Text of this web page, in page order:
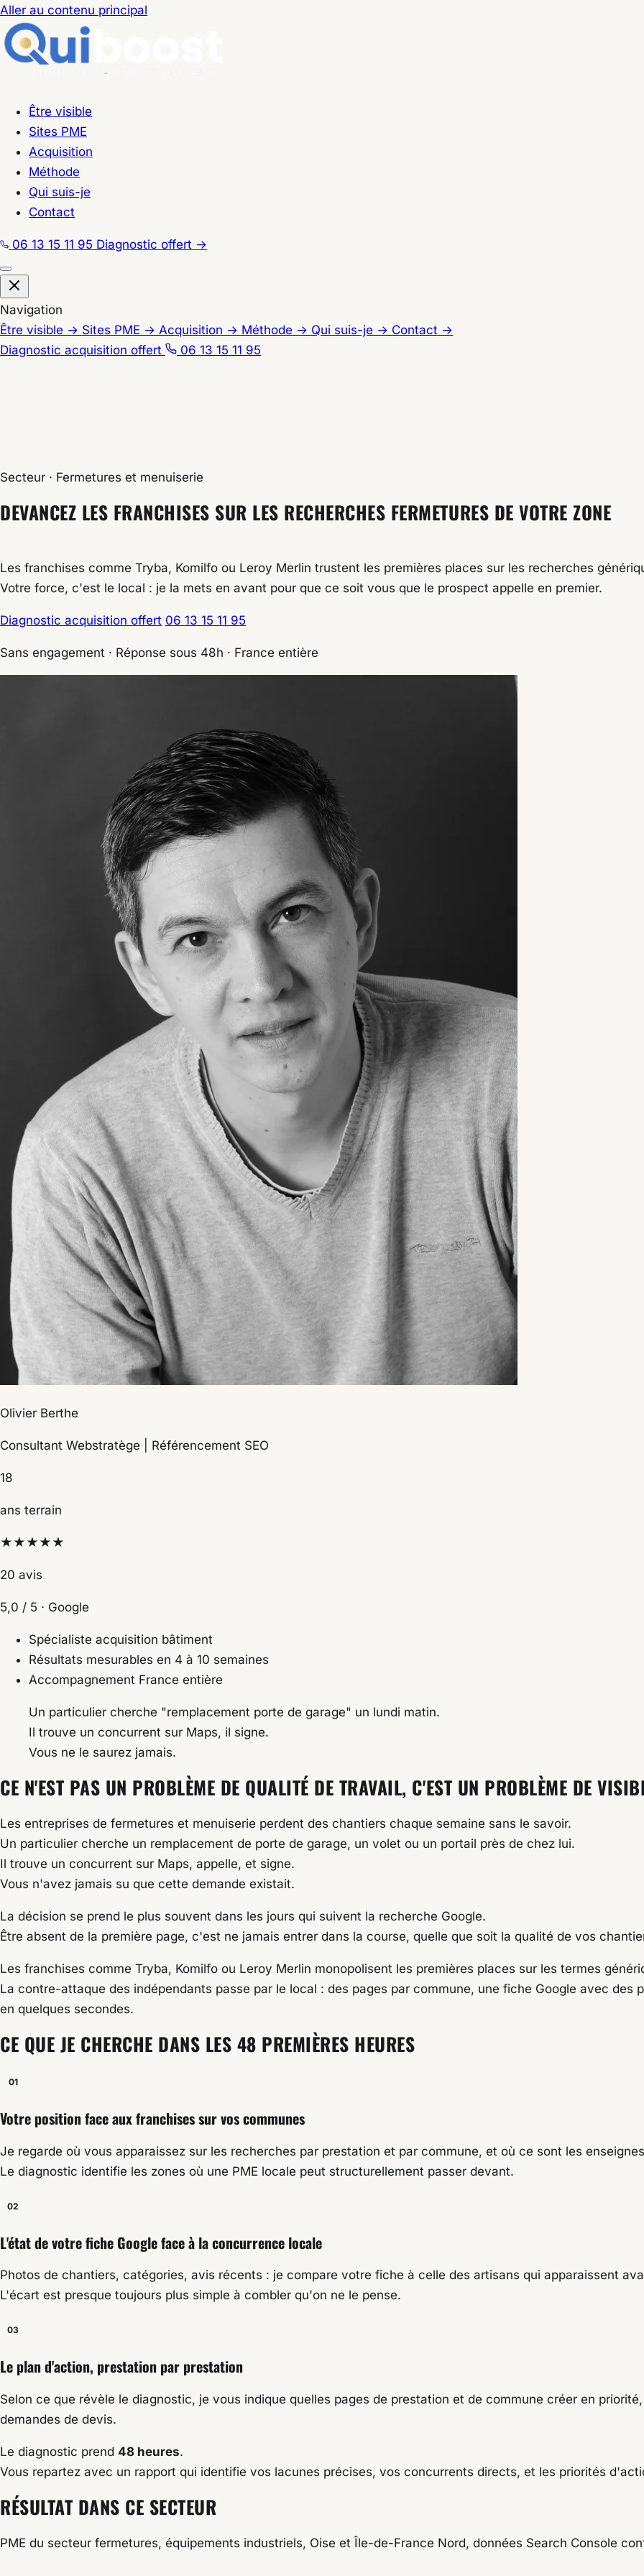
Aller au contenu principal
Être visible
Sites PME
Acquisition
Méthode
Qui suis-je
Contact
06 13 15 11 95 Diagnostic offert →
Navigation
Être visible → Sites PME → Acquisition → Méthode → Qui suis-je → Contact →
Diagnostic acquisition offert
06 13 15 11 95
Secteur · Fermetures et menuiserie
DEVANCEZ LES FRANCHISES SUR LES RECHERCHES FERMETURES DE VOTRE ZONE
Les franchises comme Tryba, Komilfo ou Leroy Merlin trustent les premières places sur les recherches
Votre force, c'est le local : je la mets en avant pour que ce soit vous que le prospect appelle en premier.
Diagnostic acquisition offert 06 13 15 11 95
Sans engagement · Réponse sous 48h · France entière
Olivier Berthe
Consultant Webstratège | Référencement SEO
18
ans terrain
★★★★★
20 avis
5,0 / 5 · Google
Spécialiste acquisition bâtiment
Résultats mesurables en 4 à 10 semaines
Accompagnement France entière
Un particulier cherche "remplacement porte de garage" un lundi matin.
Il trouve un concurrent sur Maps, il signe.
Vous ne le saurez jamais.
CE N'EST PAS UN PROBLÈME DE QUALITÉ DE TRAVAIL, C'EST UN PROBLÈME DE
Les entreprises de fermetures et menuiserie perdent des chantiers chaque semaine sans le savoir.
Un particulier cherche un remplacement de porte de garage, un volet ou un portail près de chez lui.
Il trouve un concurrent sur Maps, appelle, et signe.
Vous n'avez jamais su que cette demande existait.
La décision se prend le plus souvent dans les jours qui suivent la recherche Google.
Être absent de la première page, c'est ne jamais entrer dans la course, quelle que soit la qualité de vos
Les franchises comme Tryba, Komilfo ou Leroy Merlin monopolisent les premières places sur les termes
La contre-attaque des indépendants passe par le local : des pages par commune, une fiche Google avec
en quelques secondes.
CE QUE JE CHERCHE DANS LES 48 PREMIÈRES HEURES
01
Votre position face aux franchises sur vos communes
Je regarde où vous apparaissez sur les recherches par prestation et par commune, et où ce sont les
Le diagnostic identifie les zones où une PME locale peut structurellement passer devant.
02
L'état de votre fiche Google face à la concurrence locale
Photos de chantiers, catégories, avis récents : je compare votre fiche à celle des artisans qui apparaissent
L'écart est presque toujours plus simple à combler qu'on ne le pense.
03
Le plan d'action, prestation par prestation
Selon ce que révèle le diagnostic, je vous indique quelles pages de prestation et de commune créer en
demandes de devis.
Le diagnostic prend 48 heures.
Vous repartez avec un rapport qui identifie vos lacunes précises, vos concurrents directs, et les priorités
RÉSULTAT DANS CE SECTEUR
PME du secteur fermetures, équipements industriels, Oise et Île-de-France Nord, données Search Console